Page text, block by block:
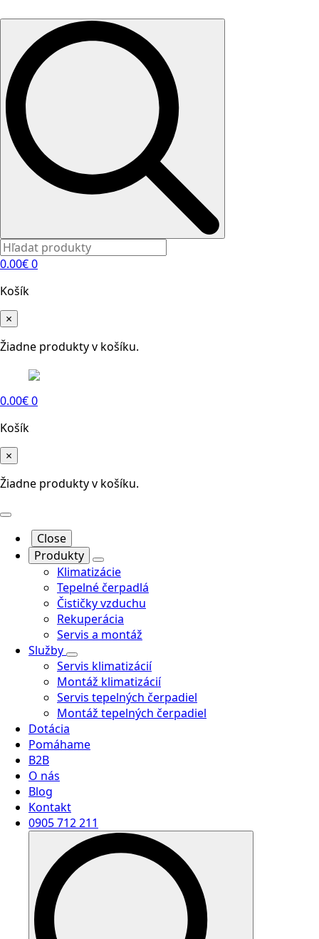
0.00€0
Košík
×
Žiadne produkty v košíku.
0.00€0
Košík
×
Žiadne produkty v košíku.
Close
Produkty
Klimatizácie
Tepelné čerpadlá
Čističky vzduchu
Rekuperácia
Servis a montáž
Služby
Servis klimatizácií
Montáž klimatizácií
Servis tepelných čerpadiel
Montáž tepelných čerpadiel
Dotácia
Pomáhame
B2B
O nás
Blog
Kontakt
0905 712 211
Search